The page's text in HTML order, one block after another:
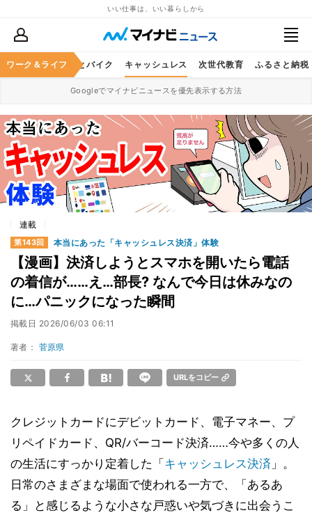
いい仕事は、いい暮らしから
ワーク＆ライフ
レジャー 車とバイク キャッシュレス 次世代教育 ふるさと納税
Googleでマイナビニュースを優先表示する方法
連載
第143回 本当にあった「キャッシュレス決済」体験
【漫画】決済しようとスマホを開いたら電話
の着信が……え…部長? なんで今日は休みなの
に…パニックになった瞬間
掲載日 2026/06/03 06:11
著者： 菅原県
URLをコピー
クレジットカードにデビットカード、電子マネー、プ
リペイドカード、QR/バーコード決済……今や多くの人
の生活にすっかり定着した「 キャッシュレス決済 」。
日常のさまざまな場面で使われる一方で、「あるあ
る」と感じるような小さな戸惑いや気づきに出会うこ